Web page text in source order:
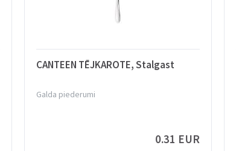
CANTEEN TĒJKAROTE, Stalgast
Galda piederumi
0.31 EUR